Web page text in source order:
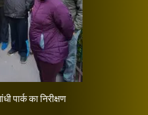
पार्क का निरीक्षण